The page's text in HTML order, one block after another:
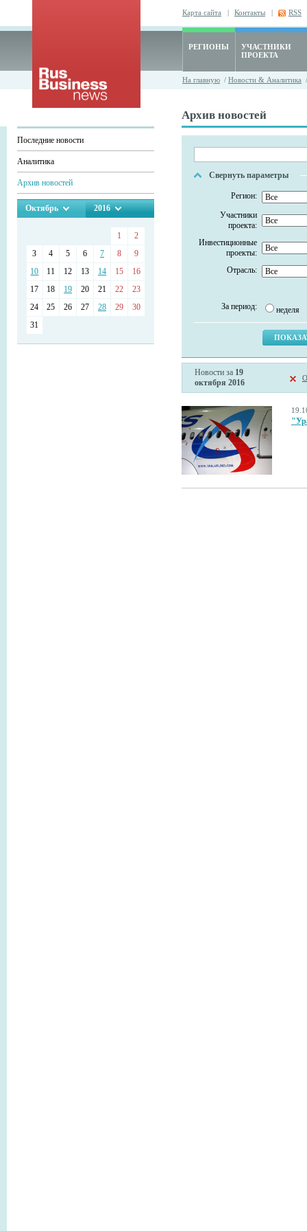
Карта сайта | Контакты | RSS
РЕГИОНЫ
УЧАСТНИКИ
ПРОЕКТА
На главную / Новости & Аналитика
Последние новости
Аналитика
Архив новостей
Октябрь 2016
1
2
3
4 5 6 7 8
9
10
11 12 13 14 15
16
17
18 19 20 21 22
23
24
25 26 27 28 29
30
31
Архив новостей
Свернуть параметры
Регион:
Участники
проекта:
Инвестиционные
проекты:
Отрасль:
За период: неделя
Новости за 19
октября 2016